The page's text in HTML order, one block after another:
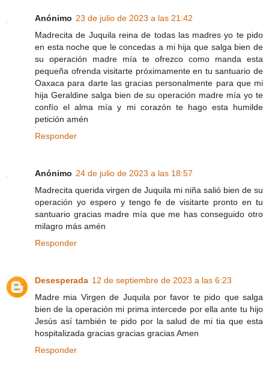
Anónimo 23 de julio de 2023 a las 21:42
Madrecita de Juquila reina de todas las madres yo te pido
en esta noche que le concedas a mi hija que salga bien de
su operación madre mía te ofrezco como manda esta
pequeña ofrenda visitarte próximamente en tu santuario de
Oaxaca para darte las gracias personalmente para que mi
hija Geraldine salga bien de su operación madre mía yo te
confío el alma mía y mi corazón te hago esta humilde
petición amén
Responder
Anónimo 24 de julio de 2023 a las 18:57
Madrecita querida virgen de Juquila mi niña salió bien de su
operación yo espero y tengo fe de visitarte pronto en tu
santuario gracias madre mía que me has conseguido otro
milagro más amén
Responder
Desesperada 12 de septiembre de 2023 a las 6:23
Madre mia Virgen de Juquila por favor te pido que salga
bien de la operación mi prima intercede por ella ante tu hijo
Jesús así también te pido por la salud de mi tia que esta
hospitalizada gracias gracias gracias Amen
Responder